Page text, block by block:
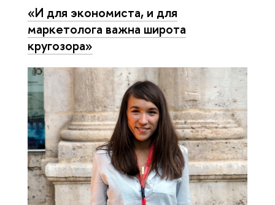
«И для экономиста, и для
маркетолога важна широта
кругозора»